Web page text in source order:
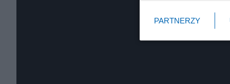
PARTNERZY